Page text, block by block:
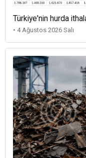
Türkiye'nin hurda
• 4 Ağustos 2026 Salı